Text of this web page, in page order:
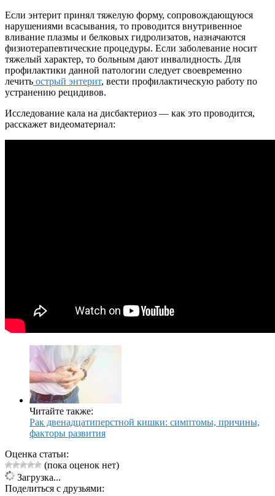
Если энтерит принял тяжелую форму, сопровождающуюся
нарушениями всасывания, то проводится внутривенное
вливание плазмы и белковых гидролизатов, назначаются
физиотерапевтические процедуры. Если заболевание носит
тяжелый характер, то больным дают инвалидность. Для
профилактики данной патологии следует своевременно
лечить острый энтерит, вести профилактическую работу по
устранению рецидивов.
Исследование кала на дисбактериоз — как это проводится,
расскажет видеоматериал:
Читайте также:
Рак двенадцатиперстной кишки: симптомы, причины,
факторы развития
Оценка статьи:
(пока оценок нет)
Загрузка...
Поделиться с друзьями: